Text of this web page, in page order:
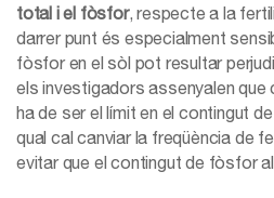
total i el fòsfor, respecte a la
darrer punt és especialment
fòsfor en el sòl pot resultar
els investigadors assenyalen que
ha de ser el límit en el contingut
qual cal canviar la freqüència de
evitar que el contingut de fòsfor